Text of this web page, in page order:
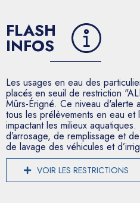
FLASH
INFOS
Les usages en eau des
placés en seuil de restriction
Mûrs-Érigné. Ce niveau d'alerte
tous les prélèvements en eau et
impactant les milieux
d’arrosage, de remplissage et
de lavage des véhicules et
VOIR LES RESTRICTIONS